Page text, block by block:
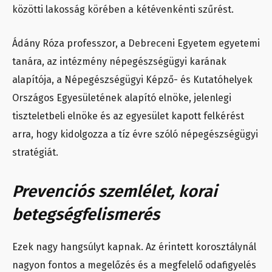
közötti lakosság körében a kétévenkénti szűrést.
Ádány Róza professzor, a Debreceni Egyetem egyetemi
tanára, az intézmény népegészségügyi karának
alapítója, a Népegészségügyi Képző- és Kutatóhelyek
Országos Egyesületének alapító elnöke, jelenlegi
tiszteletbeli elnöke és az egyesület kapott felkérést
arra, hogy kidolgozza a tíz évre szóló népegészségügyi
stratégiát.
Prevenciós szemlélet, korai
betegségfelismerés
Ezek nagy hangsúlyt kapnak. Az érintett korosztálynál
nagyon fontos a megelőzés és a megfelelő odafigyelés